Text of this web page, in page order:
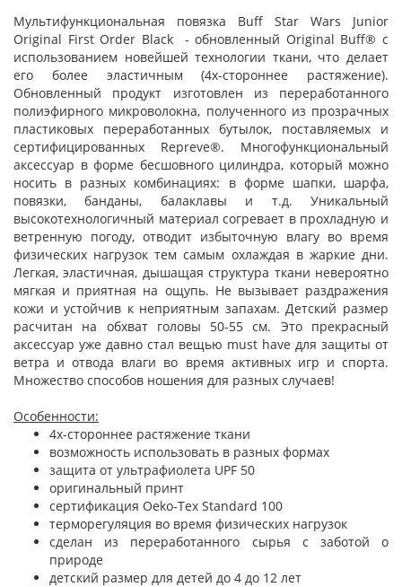
Мультифункциональная повязка Buff Star Wars Junior
Original First Order Black - обновленный Original Buff® с
использованием новейшей технологии ткани, что делает
его более эластичным (4х-стороннее растяжение).
Обновленный продукт изготовлен из переработанного
полиэфирного микроволокна, полученного из прозрачных
пластиковых переработанных бутылок, поставляемых и
сертифицированных Repreve®. Многофункциональный
аксессуар в форме бесшовного цилиндра, который можно
носить в разных комбинациях: в форме шапки, шарфа,
повязки, банданы, балаклавы и т.д. Уникальный
высокотехнологичный материал согревает в прохладную и
ветренную погоду, отводит избыточную влагу во время
физических нагрузок тем самым охлаждая в жаркие дни.
Легкая, эластичная, дышащая структура ткани невероятно
мягкая и приятная на ощупь. Не вызывает раздражения
кожи и устойчив к неприятным запахам. Детский размер
расчитан на обхват головы 50-55 см. Это прекрасный
аксессуар уже давно стал вещью must have для защиты от
ветра и отвода влаги во время активных игр и спорта.
Множество способов ношения для разных случаев!
Особенности:
4х-стороннее растяжение ткани
возможность использовать в разных формах
защита от ультрафиолета UPF 50
оригинальный принт
сертификация Oeko-Tex Standard 100
терморегуляция во время физических нагрузок
сделан из переработанного сырья с заботой о
природе
детский размер для детей до 4 до 12 лет